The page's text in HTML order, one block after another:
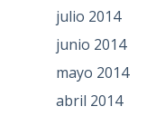
julio 2014
junio 2014
mayo 2014
abril 2014